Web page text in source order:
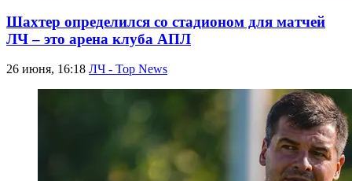
Шахтер определился со стадионом для матчей
ЛЧ – это арена клуба АПЛ
26 июня, 16:18 ЛЧ - Top News